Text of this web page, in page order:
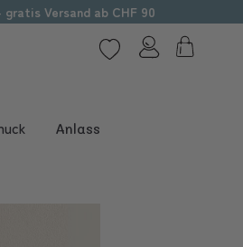
Versand ab CHF 90
Anlass